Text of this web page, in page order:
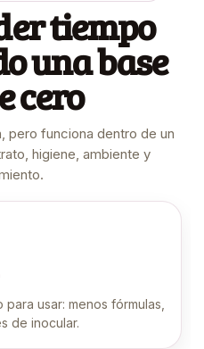
tiempo
una base
cero
pero funciona dentro de un
higiene, ambiente y
usar: menos fórmulas,
de inocular.